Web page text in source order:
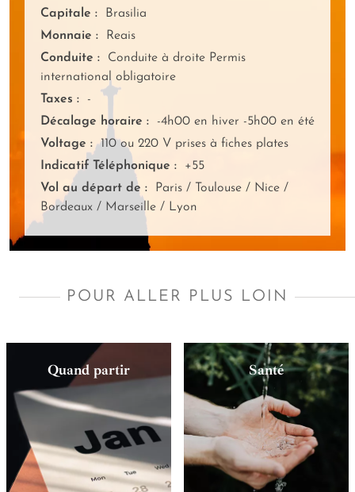
Capitale :
Brasilia
Monnaie :
Reais
Conduite :
Conduite à droite Permis
international obligatoire
Taxes :
-
Décalage horaire :
-4h00 en hiver -5h00 en été
Voltage : 110 ou 220 V prises à fiches plates
Indicatif Téléphonique :
+55
Vol au départ de :
Paris / Toulouse / Nice /
Bordeaux / Marseille / Lyon
POUR ALLER PLUS LOIN
Quand partir Santé